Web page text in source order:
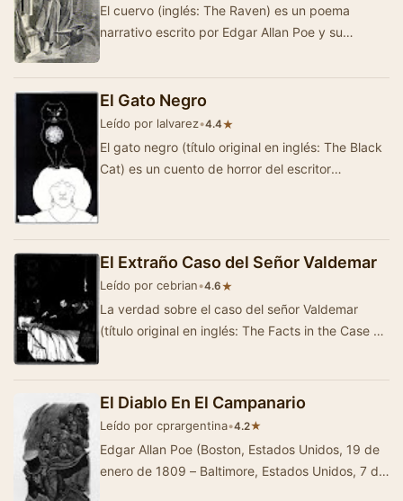
El cuervo (inglés: The Raven) es un poema
narrativo escrito por Edgar Allan Poe y su
El Gato Negro
Leído por lalvarez•4.4★
El gato negro (título original en inglés: The Black
Cat) es un cuento de horror del escritor
El Extraño Caso del Señor Valdemar
Leído por cebrian•4.6★
La verdad sobre el caso del señor Valdemar
(título original en inglés: The Facts in the Case of
El Diablo En El Campanario
Leído por cprargentina•4.2★
Edgar Allan Poe (Boston, Estados Unidos, 19 de
enero de 1809 – Baltimore, Estados Unidos, 7 de